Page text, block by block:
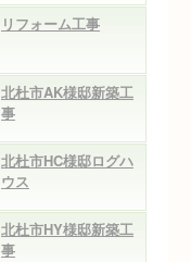
リフォーム工事
北杜市AK様邸新築工
事
北杜市HC様邸ログハ
ウス
北杜市HY様邸新築工
事